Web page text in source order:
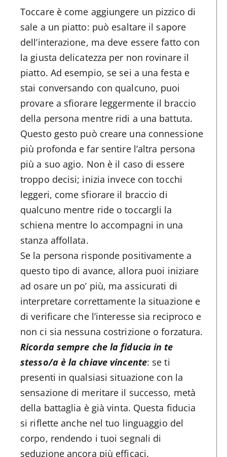
Toccare è come aggiungere un pizzico di
sale a un piatto: può esaltare il sapore
dell’interazione, ma deve essere fatto con
la giusta delicatezza per non rovinare il
piatto. Ad esempio, se sei a una festa e
stai conversando con qualcuno, puoi
provare a sfiorare leggermente il braccio
della persona mentre ridi a una battuta.
Questo gesto può creare una connessione
più profonda e far sentire l’altra persona
più a suo agio. Non è il caso di essere
troppo decisi; inizia invece con tocchi
leggeri, come sfiorare il braccio di
qualcuno mentre ride o toccargli la
schiena mentre lo accompagni in una
stanza affollata.
Se la persona risponde positivamente a
questo tipo di avance, allora puoi iniziare
ad osare un po’ più, ma assicurati di
interpretare correttamente la situazione e
di verificare che l’interesse sia reciproco e
non ci sia nessuna costrizione o forzatura.
Ricorda sempre che la fiducia in te
stesso/a è la chiave vincente: se ti
presenti in qualsiasi situazione con la
sensazione di meritare il successo, metà
della battaglia è già vinta. Questa fiducia
si riflette anche nel tuo linguaggio del
corpo, rendendo i tuoi segnali di
seduzione ancora più efficaci.